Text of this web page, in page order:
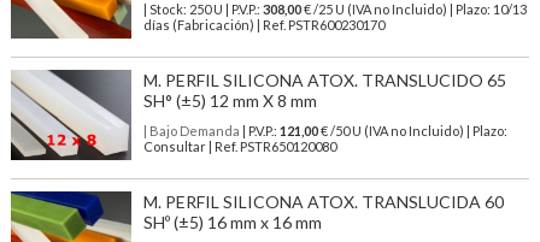
| Stock: 250 U | P.V.P.: 308,00€/25 U (IVA no Incluido)
| Plazo: 10/13
días (Fabricación) | Ref. PSTR600230170
M. PERFIL SILICONA ATOX. TRANSLUCIDO 65
SH° (±5) 12 mm X 8 mm
| Bajo Demanda | P.V.P.: 121,00€ /50 U (IVA no Incluido) | Plazo:
Consultar | Ref. PSTR650120080
M. PERFIL SILICONA ATOX. TRANSLUCIDA 60
SHº (±5) 16 mm x 16 mm